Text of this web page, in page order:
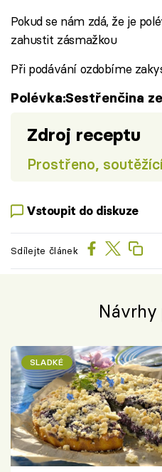
Pokud se nám zdá, že je
zahustit zásmažkou
Při podávání ozdobíme
Polévka:Sestřenčina
Zdroj receptu
Prostřeno,
Vstoupit do diskuze
Sdílejte článek
Návrhy
SLADKÉ